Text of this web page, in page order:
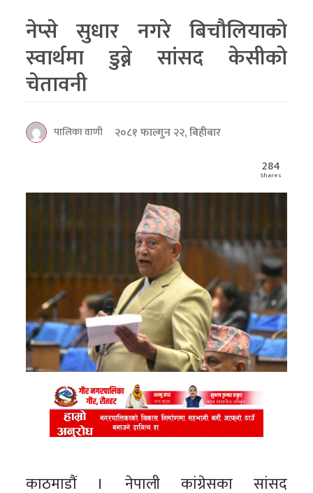
नेप्से सुधार नगरे बिचौलियाको
स्वार्थमा डुब्ने सांसद केसीको
चेतावनी
पालिका वाणी
२०८१ फाल्गुन २२, बिहीबार
284
Shares
काठमाडौं । नेपाली कांग्रेसका सांसद